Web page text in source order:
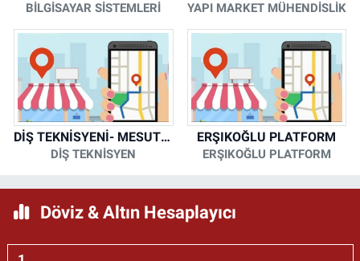
BİLGİSAYAR SİSTEMLERİ YAPI MARKET MÜHENDİSLİK
DİŞ TEKNİSYENİ- MESUT KORKMAZ
DİŞ TEKNİSYEN
ERŞIKOĞLU PLATFORM
ERŞIKOĞLU PLATFORM
Döviz & Altın Hesaplayıcı